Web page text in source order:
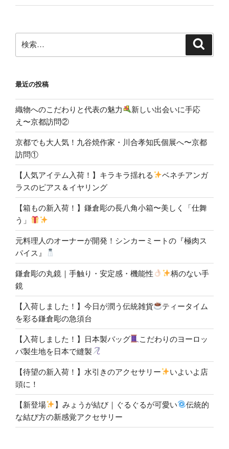
索:
最近の投稿
織物へのこだわりと代表の魅力
新しい出会いに手応
え〜京都訪問②
京都でも大人気！九谷焼作家・川合孝知氏個展へ〜京都
訪問①
【人気アイテム入荷！】キラキラ揺れる
ベネチアンガ
ラスのピアス＆イヤリング
【箱もの新入荷！】鎌倉彫の長八角小箱〜美しく「仕舞
う」
元料理人のオーナーが開発！シンカーミートの『極肉ス
パイス』
鎌倉彫の丸鏡｜手触り・安定感・機能性
柄のない手
鏡
【入荷しました！】今日が潤う伝統雑貨
ティータイム
を彩る鎌倉彫の急須台
【入荷しました！】日本製バッグ
こだわりのヨーロッ
パ製生地を日本で縫製
【待望の新入荷！】水引きのアクセサリー
いよいよ店
頭に！
【新登場 】みょうが結び｜ぐるぐるが可愛い
伝統的
な結び方の新感覚アクセサリー